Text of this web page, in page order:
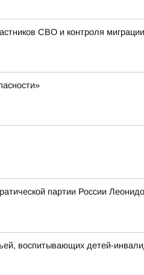
СВО и контроля миграции
партии России
воспитывающих детей-